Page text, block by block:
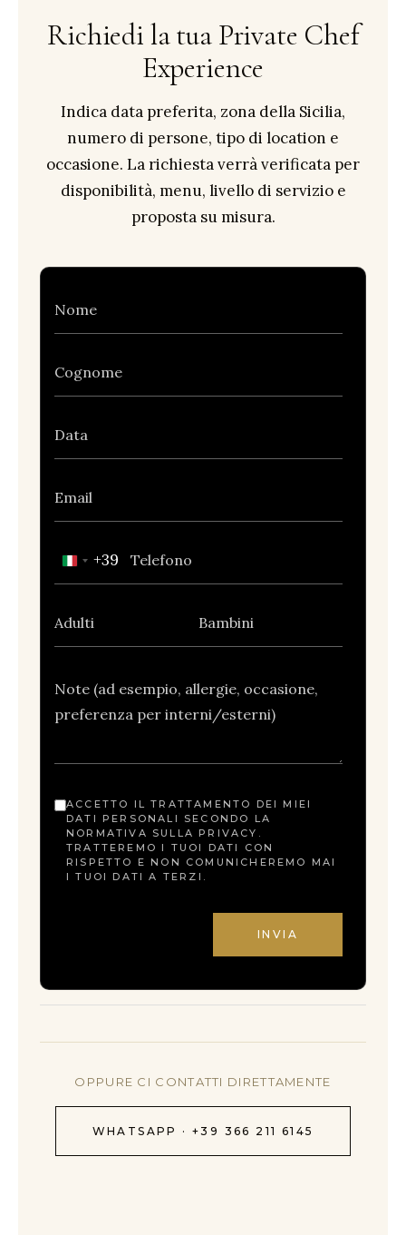
Richiedi la tua Private Chef
Experience
Indica data preferita, zona della Sicilia,
numero di persone, tipo di location e
occasione. La richiesta verrà verificata per
disponibilità, menu, livello di servizio e
proposta su misura.
Italy+39
ACCETTO IL TRATTAMENTO DEI MIEI
DATI PERSONALI SECONDO LA
NORMATIVA SULLA PRIVACY.
TRATTEREMO I TUOI DATI CON
RISPETTO E NON COMUNICHEREMO MAI
I TUOI DATI A TERZI.
OPPURE CI CONTATTI DIRETTAMENTE
WHATSAPP · +39 366 211 6145